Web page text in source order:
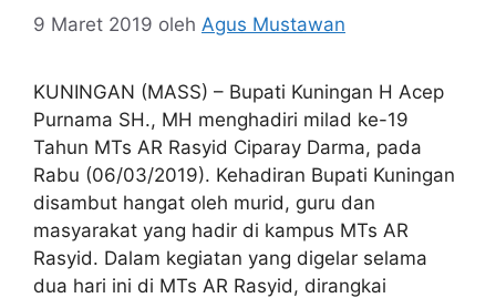
9 Maret 2019 oleh Agus Mustawan
KUNINGAN (MASS) – Bupati Kuningan H Acep
Purnama SH., MH menghadiri milad ke-19
Tahun MTs AR Rasyid Ciparay Darma, pada
Rabu (06/03/2019). Kehadiran Bupati Kuningan
disambut hangat oleh murid, guru dan
masyarakat yang hadir di kampus MTs AR
Rasyid. Dalam kegiatan yang digelar selama
dua hari ini di MTs AR Rasyid, dirangkai